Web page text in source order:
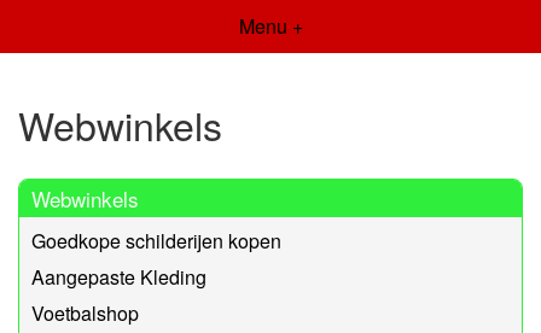
Menu +
Webwinkels
Webwinkels
Goedkope schilderijen kopen
Aangepaste Kleding
Voetbalshop